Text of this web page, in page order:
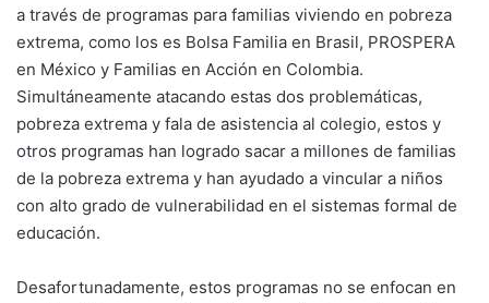
a través de programas para familias viviendo en pobreza
extrema, como los es Bolsa Familia en Brasil, PROSPERA
en México y Familias en Acción en Colombia.
Simultáneamente atacando estas dos problemáticas,
pobreza extrema y fala de asistencia al colegio, estos y
otros programas han logrado sacar a millones de familias
de la pobreza extrema y han ayudado a vincular a niños
con alto grado de vulnerabilidad en el sistemas formal de
educación.
Desafortunadamente, estos programas no se enfocan en